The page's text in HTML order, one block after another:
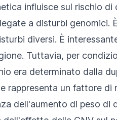
influisce sul rischio
a disturbi
diversi. È
Tuttavia, per
era determinato dalla
rappresenta un fattore
dell'aumento di peso